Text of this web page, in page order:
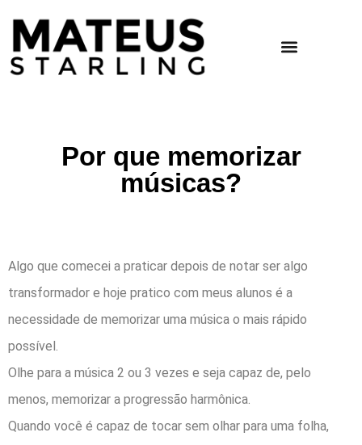
Por que memorizar
músicas?
Algo que comecei a praticar depois de notar ser algo
transformador e hoje pratico com meus alunos é a
necessidade de memorizar uma música o mais rápido
possível.
Olhe para a música 2 ou 3 vezes e seja capaz de, pelo
menos, memorizar a progressão harmônica.
Quando você é capaz de tocar sem olhar para uma folha,